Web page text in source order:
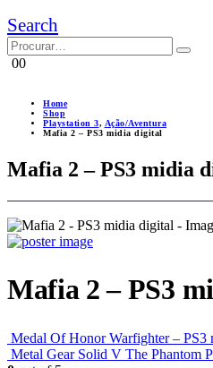
Search
00
Home
Shop
Playstation 3, Ação/Aventura
Mafia 2 – PS3 midia digital
Mafia 2 – PS3 midia
Mafia 2 – PS3
Medal Of Honor Warfighter – PS3
Metal Gear Solid V The Phantom